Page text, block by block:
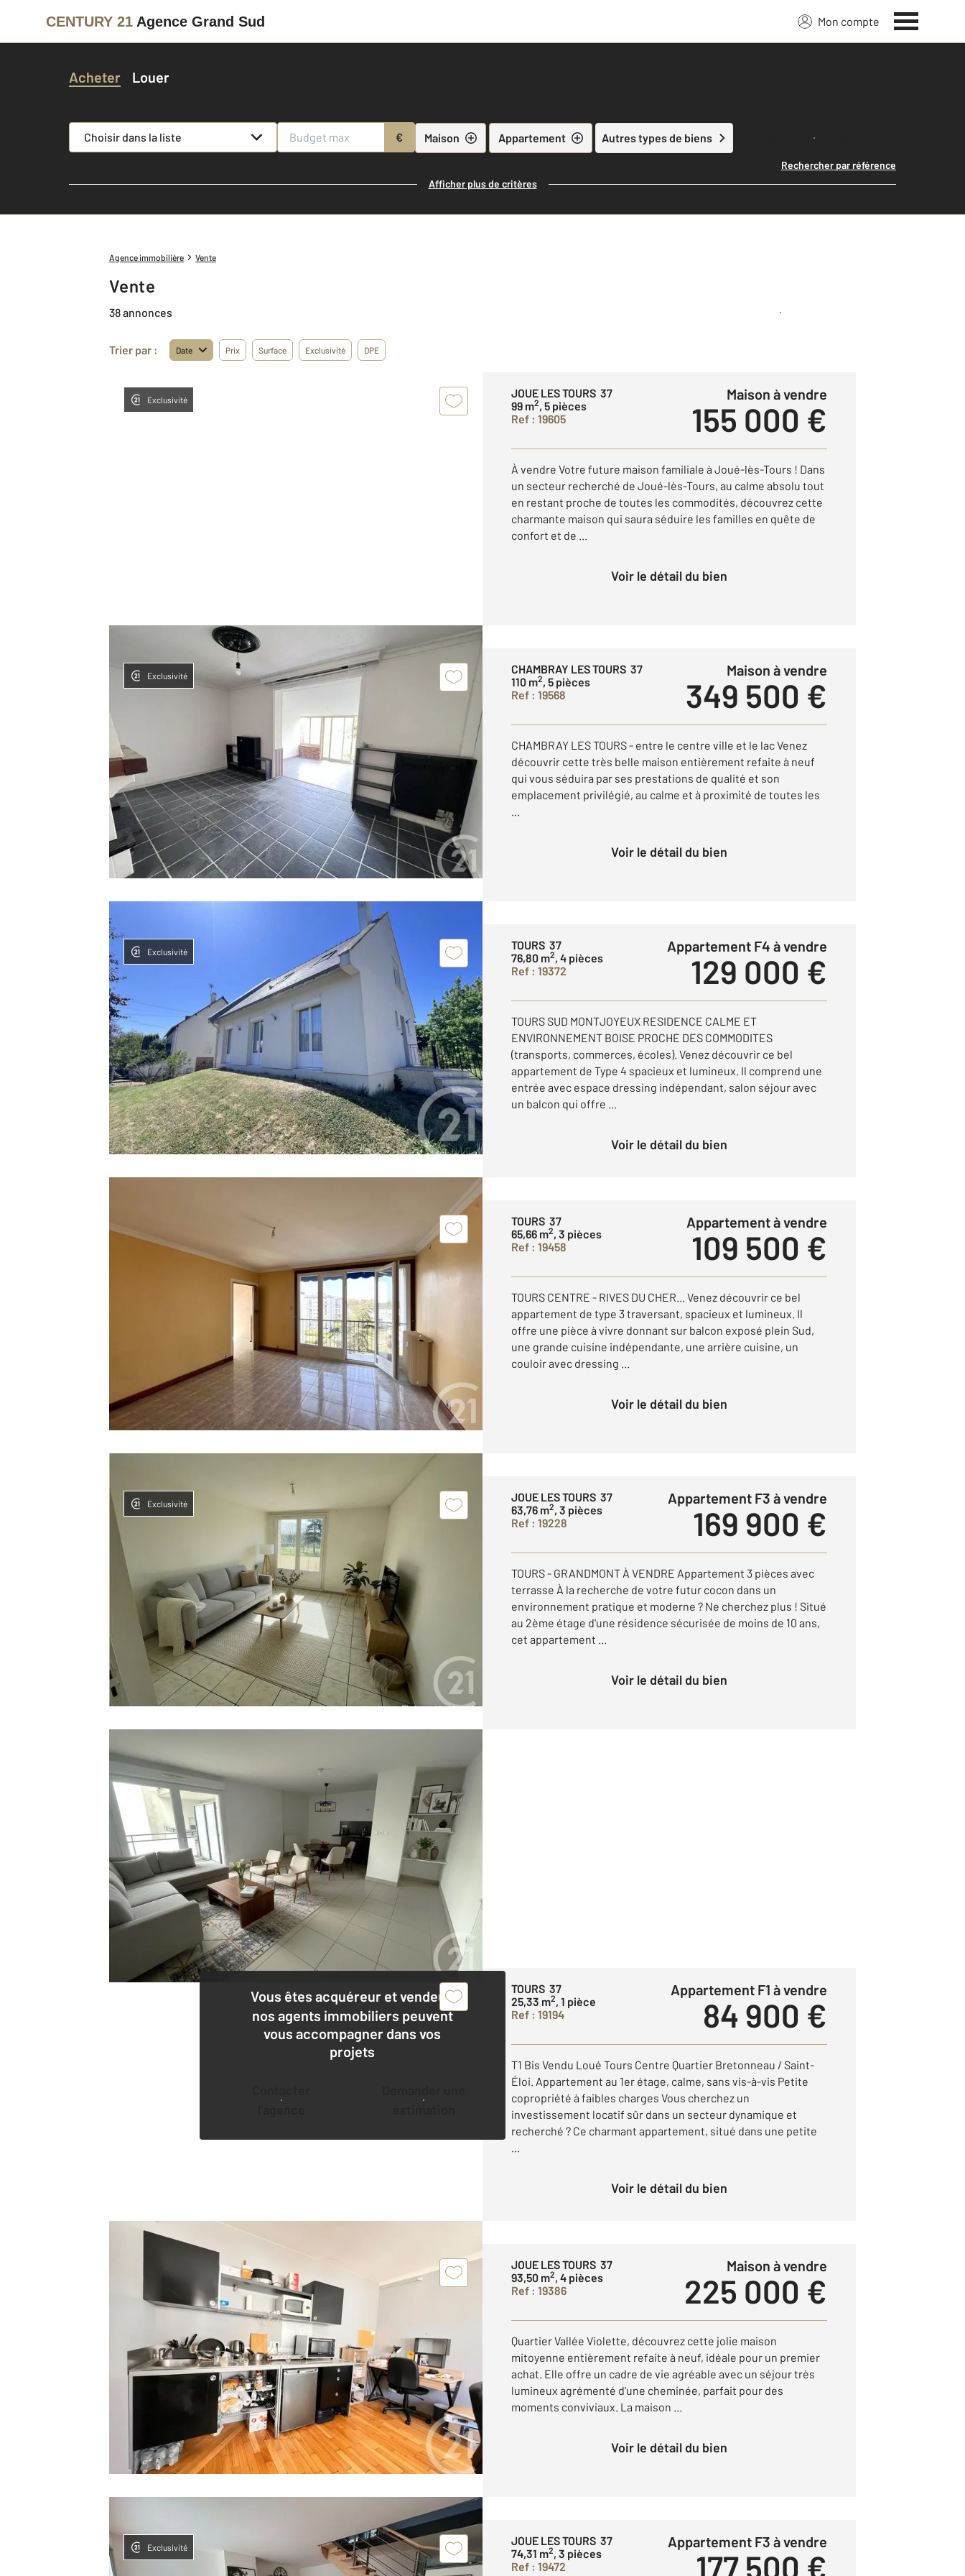
CENTURY 21 Agence Grand Sud Mon compte
Acheter Louer
Choisir dans la liste € Maison Appartement Autres types de biens Lancer ma recherche
Rechercher par référence
Afficher plus de critères
Agence immobilière Vente
Vente
38 annonces Créer une alerte
Trier par : Date Prix Surface Exclusivité DPE
Exclusivité
JOUE LES TOURS 37
99 m2, 5 pièces
Ref : 19605
Maison à vendre
155 000 €
À vendre Votre future maison familiale à Joué-lès-Tours ! Dans
un secteur recherché de Joué-lès-Tours, au calme absolu tout
en restant proche de toutes les commodités, découvrez cette
charmante maison qui saura séduire les familles en quête de
confort et de ...
Voir le détail du bien
Exclusivité
CHAMBRAY LES TOURS 37
110 m2, 5 pièces
Ref : 19568
Maison à vendre
349 500 €
CHAMBRAY LES TOURS - entre le centre ville et le lac Venez
découvrir cette très belle maison entièrement refaite à neuf
qui vous séduira par ses prestations de qualité et son
emplacement privilégié, au calme et à proximité de toutes les
...
Voir le détail du bien
Exclusivité
TOURS 37
76,80 m2, 4 pièces
Ref : 19372
Appartement F4 à vendre
129 000 €
TOURS SUD MONTJOYEUX RESIDENCE CALME ET
ENVIRONNEMENT BOISE PROCHE DES COMMODITES
(transports, commerces, écoles). Venez découvrir ce bel
appartement de Type 4 spacieux et lumineux. Il comprend une
entrée avec espace dressing indépendant, salon séjour avec
un balcon qui offre ...
Voir le détail du bien
TOURS 37
65,66 m2, 3 pièces
Ref : 19458
Appartement à vendre
109 500 €
TOURS CENTRE - RIVES DU CHER... Venez découvrir ce bel
appartement de type 3 traversant, spacieux et lumineux. Il
offre une pièce à vivre donnant sur balcon exposé plein Sud,
une grande cuisine indépendante, une arrière cuisine, un
couloir avec dressing ...
Voir le détail du bien
Exclusivité
JOUE LES TOURS 37
63,76 m2, 3 pièces
Ref : 19228
Appartement F3 à vendre
169 900 €
TOURS - GRANDMONT À VENDRE Appartement 3 pièces avec
terrasse À la recherche de votre futur cocon dans un
environnement pratique et moderne ? Ne cherchez plus ! Situé
au 2ème étage d'une résidence sécurisée de moins de 10 ans,
cet appartement ...
Voir le détail du bien
Vous êtes acquéreur et vendeur,
nos agents immobiliers peuvent
vous accompagner dans vos
projets
TOURS 37
25,33 m2, 1 pièce
Ref : 19194
Appartement F1 à vendre
84 900 €
T1 Bis Vendu Loué Tours Centre Quartier Bretonneau / Saint-
Éloi. Appartement au 1er étage, calme, sans vis-à-vis Petite
copropriété à faibles charges Vous cherchez un
investissement locatif sûr dans un secteur dynamique et
recherché ? Ce charmant appartement, situé dans une petite
...
Voir le détail du bien
JOUE LES TOURS 37
93,50 m2, 4 pièces
Ref : 19386
Maison à vendre
225 000 €
Quartier Vallée Violette, découvrez cette jolie maison
mitoyenne entièrement refaite à neuf, idéale pour un premier
achat. Elle offre un cadre de vie agréable avec un séjour très
lumineux agrémenté d'une cheminée, parfait pour des
moments conviviaux. La maison ...
Voir le détail du bien
Exclusivité
JOUE LES TOURS 37
74,31 m2, 3 pièces
Ref : 19472
Appartement F3 à vendre
177 500 €